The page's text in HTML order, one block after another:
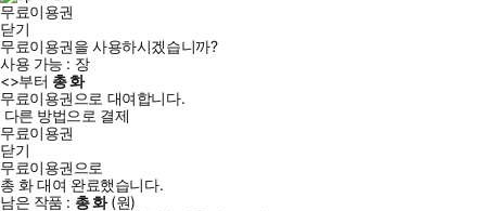
무료이용권
닫기
무료이용권을 사용하시겠습니까?
사용 가능 : 장
<>부터 총화
무료이용권으로 대여합니다.
다른 방법으로 결제
무료이용권
닫기
무료이용권으로
총 화대여 완료했습니다.
남은 작품 : 총화(원)